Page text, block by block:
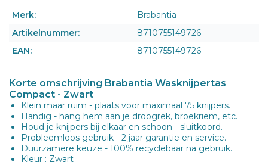
Merk:
Brabantia
Artikelnummer:
8710755149726
EAN:
8710755149726
Korte omschrijving Brabantia Wasknijpertas
Compact - Zwart
Klein maar ruim - plaats voor maximaal 75 knijpers.
Handig - hang hem aan je droogrek, broekriem, etc.
Houd je knijpers bij elkaar en schoon - sluitkoord.
Probleemloos gebruik - 2 jaar garantie en service.
Duurzamere keuze - 100% recyclebaar na gebruik.
Kleur : Zwart